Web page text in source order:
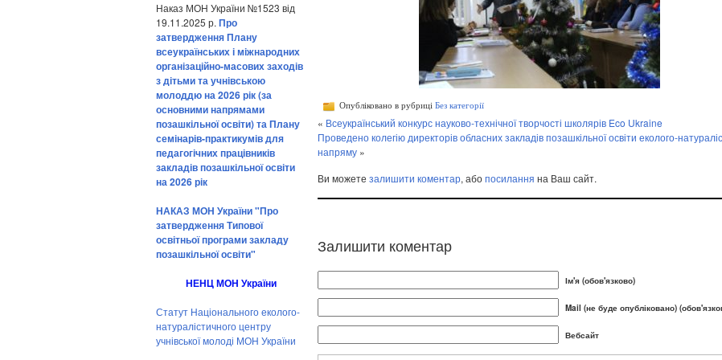
Наказ МОН України №1523 від
19.11.2025 р. Про
затвердження Плану
всеукраїнських і міжнародних
організаційно-масових заходів
з дітьми та учнівською
молоддю на 2026 рік (за
основними напрямами
позашкільної освіти) та Плану
семінарів-практикумів для
педагогічних працівників
закладів позашкільної освіти
на 2026 рік
НАКАЗ МОН України "Про
затвердження Типової
освітньої програми закладу
позашкільної освіти"
НЕНЦ МОН України
Статут Національного еколого-
натуралістичного центру
учнівської молоді МОН України
Опубліковано в рубриці Без категорії
« Всеукраїнський конкурс науково-технічної творчості школярів Eco Ukraine
Проведено колегію директорів обласних закладів позашкільної освіти еколого-
напряму »
Ви можете залишити коментар, абопосилання на Ваш сайт.
Залишити коментар
Ім'я (обов'язково)
Mail (не буде опубліковано)
Вебсайт